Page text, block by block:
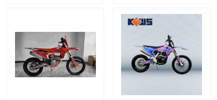
Visite d'usine
Contrôle de qualité